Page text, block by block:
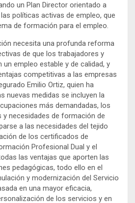
un Plan Director orientado a
políticas activas de empleo, que
de formación para el empleo.
necesita una profunda reforma
de que los trabajadores y
empleo estable y de calidad, y
competitivas a las empresas
Emilio Ortiz, quien ha
nuevas medidas se incluyen la
más demandadas, los
necesidades de formación de
a las necesidades del tejido
de los certificados de
Profesional Dual y el
las ventajas que aporten las
pedagógicas, todo ello en el
y modernización del Servicio
en una mayor eficacia,
de los servicios y en